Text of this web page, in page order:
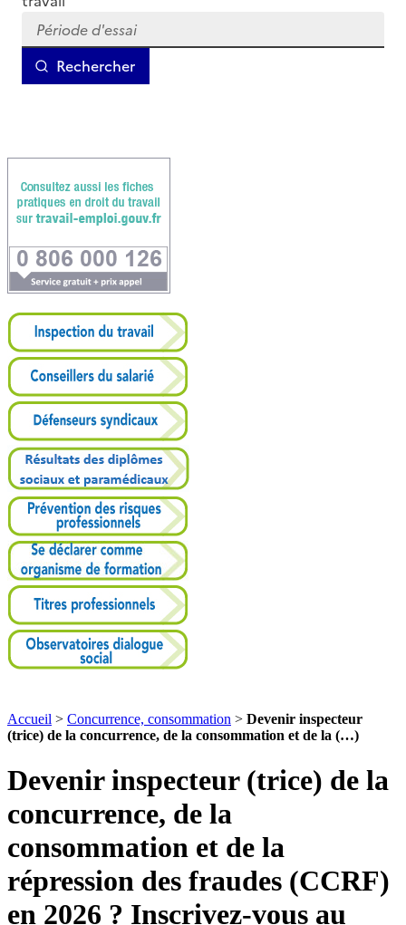
Accueil > Concurrence, consommation > Devenir inspecteur
(trice) de la concurrence, de la consommation et de la (…)
Devenir inspecteur (trice) de la
concurrence, de la
consommation et de la
répression des fraudes (CCRF)
en 2026 ? Inscrivez-vous au